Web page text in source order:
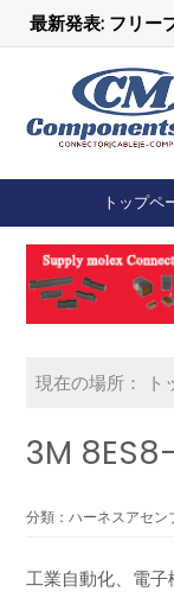
最新発表: フリー
トップペ
現在の場所： ト
3M
分類：ハーネスアセ
工業自動化、電